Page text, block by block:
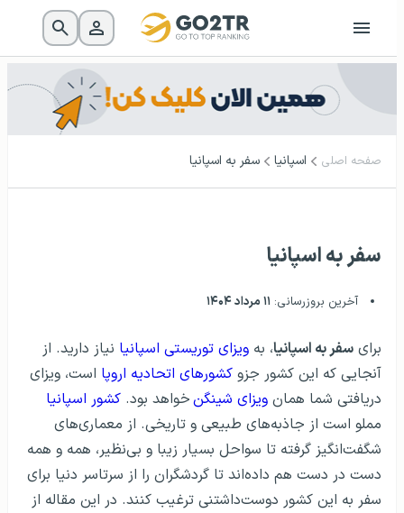
صفحه اصلی اسپانیا سفر به اسپانیا
سفر به اسپانیا
آخرین بروزرسانی: ۱۱ مرداد ۱۴۰۴
برای سفر به اسپانیا، به ویزای توریستی اسپانیا نیاز دارید. از
آنجایی که این کشور جزو کشورهای اتحادیه اروپا است، ویزای
دریافتی شما همان ویزای شینگنخواهد بود. کشور اسپانیا
مملو است از جاذبه‌های طبیعی و تاریخی. از معماری‌های
شگفت‌انگیز گرفته تا سواحل بسیار زیبا و بی‌نظیر، همه و همه
دست در دست هم داده‌اند تا گردشگران را از سرتاسر دنیا برای
سفر به این کشور دوست‌داشتنی ترغیب کنند. در این مقاله از